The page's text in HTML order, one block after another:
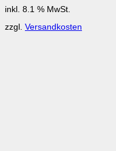
inkl. 8.1 % MwSt.
zzgl. Versandkosten